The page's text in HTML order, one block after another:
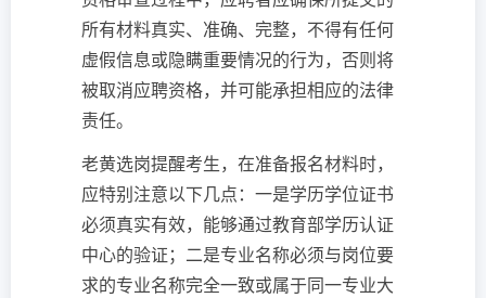
所有材料真实、准确、完整，不得有任何
虚假信息或隐瞒重要情况的行为，否则将
被取消应聘资格，并可能承担相应的法律
责任。
老黄选岗提醒考生，在准备报名材料时，
应特别注意以下几点：一是学历学位证书
必须真实有效，能够通过教育部学历认证
中心的验证；二是专业名称必须与岗位要
求的专业名称完全一致或属于同一专业大